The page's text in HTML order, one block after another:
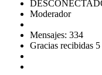
Moderador
Mensajes: 334
Gracias recibidas 5